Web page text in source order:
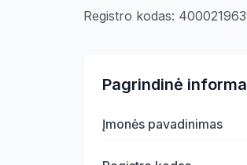
Registro kodas:
Pagrindinė
Įmonės pavadinimas